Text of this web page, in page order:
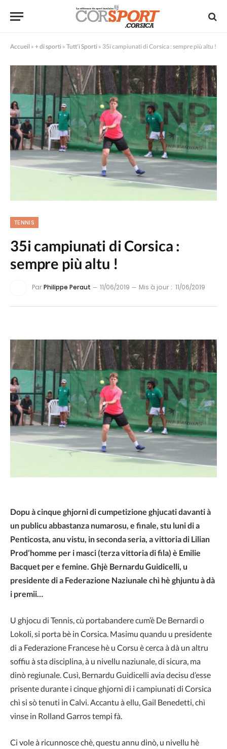
Accueil » + di sporti » Tutt'i Sporti » 35i campiunati di Corsica : sempre più altu !
TENNIS
35i campiunati di Corsica :
sempre più altu !
ParPhilippe Peraut 11/06/2019 Mis à jour : 11/06/2019
Dopu à cinque ghjorni di cumpetizione ghjucati davanti à
un publicu abbastanza numarosu, e finale, stu luni di a
Penticosta, anu vistu, in seconda seria, a vittoria di Lilian
Prod’homme per i masci (terza vittoria di fila) è Emilie
Bacquet per e femine. Ghjè Bernardu Guidicelli, u
presidente di a Federazione Naziunale chì hè ghjuntu à dà
i premii…
U ghjocu di Tennis, cù portabandere cum’è De Bernardi o
Lokoli, si porta bè in Corsica. Masimu quandu u presidente
di a Federazione Francese hè u Corsu è cerca à dà un altru
soffiu à sta disciplina, à u nivellu naziunale, di sicura, ma
dinò regiunale. Cusì, Bernardu Guidicelli avia decisu d’esse
prisente durante i cinque ghjorni di i campiunati di Corsica
chì si sò tenuti in Calvi. Accantu à ellu, Gail Benedetti, chì
vinse in Rolland Garros tempi fà.
Ci vole à ricunnosce chè, questu annu dinò, u nivellu hè